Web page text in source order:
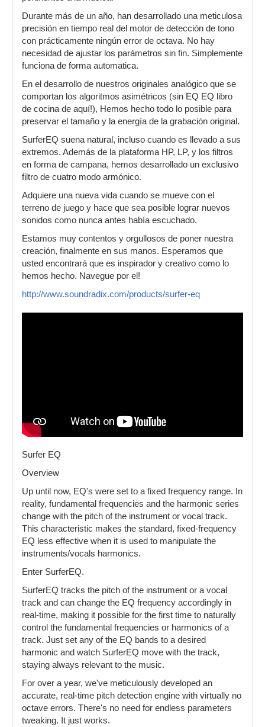
Durante más de un año, han desarrollado una meticulosa
precisión en tiempo real del motor de detección de tono
con prácticamente ningún error de octava. No hay
necesidad de ajustar los parámetros sin fin. Simplemente
funciona de forma automatica.
En el desarrollo de nuestros originales analógico que se
comportan los algoritmos asimétricos (sin EQ EQ libro
de cocina de aquí!), Hemos hecho todo lo posible para
preservar el tamaño y la energía de la grabación original.
SurferEQ suena natural, incluso cuando es llevado a sus
extremos. Además de la plataforma HP, LP, y los filtros
en forma de campana, hemos desarrollado un exclusivo
filtro de cuatro modo armónico.
Adquiere una nueva vida cuando se mueve con el
terreno de juego y hace que sea posible lograr nuevos
sonidos como nunca antes había escuchado.
Estamos muy contentos y orgullosos de poner nuestra
creación, finalmente en sus manos. Esperamos que
usted encontrará que es inspirador y creativo como lo
hemos hecho. Navegue por el!
http://www.soundradix.com/products/surfer-eq
Surfer EQ
Overview
Up until now, EQ's were set to a fixed frequency range. In
reality, fundamental frequencies and the harmonic series
change with the pitch of the instrument or vocal track.
This characteristic makes the standard, fixed-frequency
EQ less effective when it is used to manipulate the
instruments/vocals harmonics.
Enter SurferEQ.
SurferEQ tracks the pitch of the instrument or a vocal
track and can change the EQ frequency accordingly in
real-time, making it possible for the first time to naturally
control the fundamental frequencies or harmonics of a
track. Just set any of the EQ bands to a desired
harmonic and watch SurferEQ move with the track,
staying always relevant to the music.
For over a year, we've meticulously developed an
accurate, real-time pitch detection engine with virtually no
octave errors. There's no need for endless parameters
tweaking. It just works.